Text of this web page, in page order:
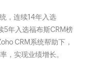
，连续14年入选
5年入选福布斯CRM榜
CRM系统帮助下，
，实现业绩增长。